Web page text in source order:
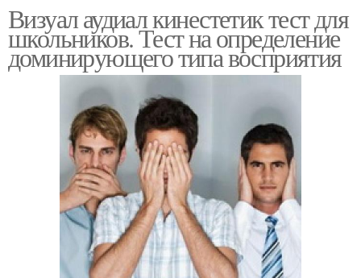
Визуал аудиал кинестетик тест для
школьников. Тест на определение
доминирующего типа восприятия